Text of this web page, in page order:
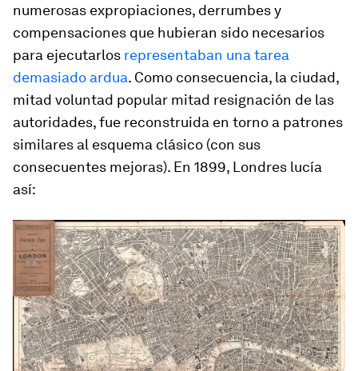
numerosas expropiaciones, derrumbes y
compensaciones que hubieran sido necesarios
para ejecutarlos representaban una tarea
demasiado ardua. Como consecuencia, la ciudad,
mitad voluntad popular mitad resignación de las
autoridades, fue reconstruida en torno a patrones
similares al esquema clásico (con sus
consecuentes mejoras). En 1899, Londres lucía
así: